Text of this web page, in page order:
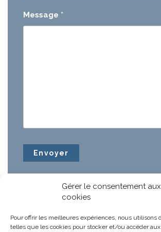
Gérer le consentement aux
cookies
Pour offrir les meilleures expériences, nous utilisons
telles que les cookies pour stocker et/ou accéder
Message *